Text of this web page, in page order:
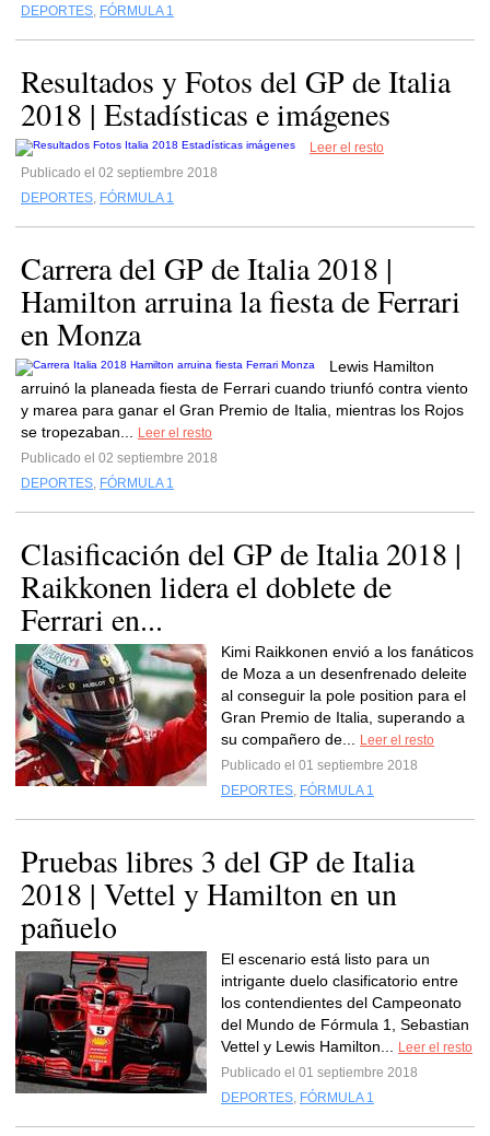
DEPORTES, FÓRMULA 1
Resultados y Fotos del GP de Italia
2018 | Estadísticas e imágenes
Leer el resto
Publicado el 02 septiembre 2018
DEPORTES, FÓRMULA 1
Carrera del GP de Italia 2018 |
Hamilton arruina la fiesta de Ferrari
en Monza
Lewis Hamilton
arruinó la planeada fiesta de Ferrari cuando triunfó contra viento
y marea para ganar el Gran Premio de Italia, mientras los Rojos
se tropezaban...
Leer el resto
Publicado el 02 septiembre 2018
DEPORTES, FÓRMULA 1
Clasificación del GP de Italia 2018 |
Raikkonen lidera el doblete de
Ferrari en...
Kimi Raikkonen envió a los fanáticos
de Moza a un desenfrenado deleite
al conseguir la pole position para el
Gran Premio de Italia, superando a
su compañero de...
Leer el resto
Publicado el 01 septiembre 2018
DEPORTES, FÓRMULA 1
Pruebas libres 3 del GP de Italia
2018 | Vettel y Hamilton en un
pañuelo
El escenario está listo para un
intrigante duelo clasificatorio entre
los contendientes del Campeonato
del Mundo de Fórmula 1, Sebastian
Vettel y Lewis Hamilton...
Leer el resto
Publicado el 01 septiembre 2018
DEPORTES, FÓRMULA 1